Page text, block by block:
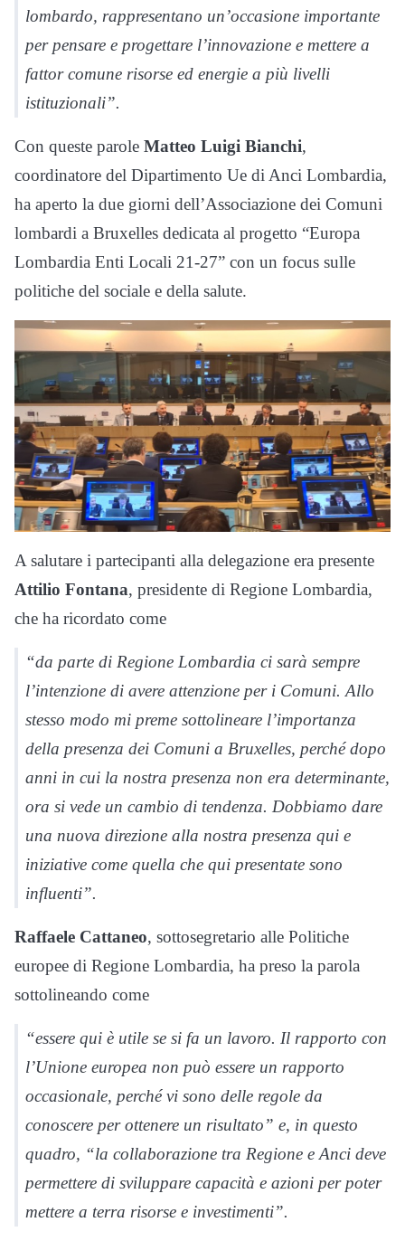
lombardo, rappresentano un’occasione importante
per pensare e progettare l’innovazione e mettere a
fattor comune risorse ed energie a più livelli
istituzionali”.
Con queste parole Matteo Luigi Bianchi,
coordinatore del Dipartimento Ue di Anci Lombardia,
ha aperto la due giorni dell’Associazione dei Comuni
lombardi a Bruxelles dedicata al progetto “Europa
Lombardia Enti Locali 21-27” con un focus sulle
politiche del sociale e della salute.
A salutare i partecipanti alla delegazione era presente
Attilio Fontana, presidente di Regione Lombardia,
che ha ricordato come
“da parte di Regione Lombardia ci sarà sempre
l’intenzione di avere attenzione per i Comuni. Allo
stesso modo mi preme sottolineare l’importanza
della presenza dei Comuni a Bruxelles, perché dopo
anni in cui la nostra presenza non era determinante,
ora si vede un cambio di tendenza. Dobbiamo dare
una nuova direzione alla nostra presenza qui e
iniziative come quella che qui presentate sono
influenti”.
Raffaele Cattaneo, sottosegretario alle Politiche
europee di Regione Lombardia, ha preso la parola
sottolineando come
“essere qui è utile se si fa un lavoro. Il rapporto con
l’Unione europea non può essere un rapporto
occasionale, perché vi sono delle regole da
conoscere per ottenere un risultato” e, in questo
quadro, “la collaborazione tra Regione e Anci deve
permettere di sviluppare capacità e azioni per poter
mettere a terra risorse e investimenti”.